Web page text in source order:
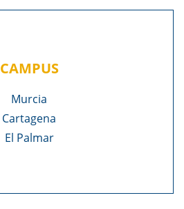
CAMPUS
Murcia
Cartagena
El Palmar